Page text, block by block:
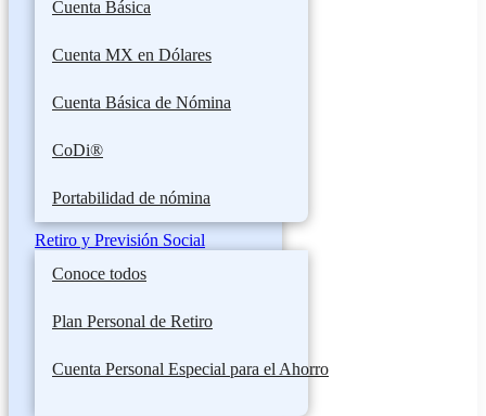
Cuenta Básica
Cuenta MX en Dólares
Cuenta Básica de Nómina
CoDi®
Portabilidad de nómina
Retiro y Previsión Social
Conoce todos
Plan Personal de Retiro
Cuenta Personal Especial para el Ahorro